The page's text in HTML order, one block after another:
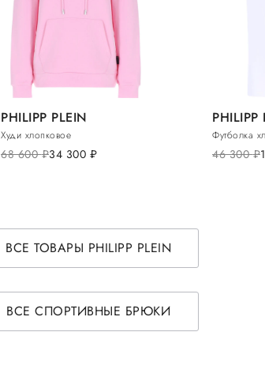
PHILIPP PLEIN
Худи хлопковое
68 600руб.34 300 руб.
PHILIPP
Футболка
46 300руб.
ВСЕ ТОВАРЫ PHILIPP PLEIN
ВСЕ СПОРТИВНЫЕ БРЮКИ